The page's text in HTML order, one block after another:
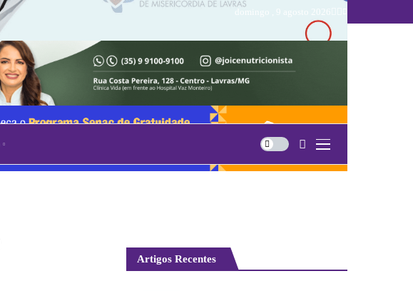
domingo , 9 agosto 2026
Artigos Recentes